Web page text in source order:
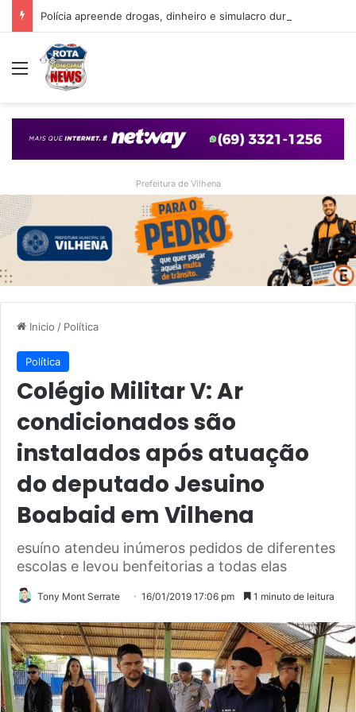
Menu
Prefeitura de Vilhena
Inicio / Política
Política
Colégio Militar V: Ar
condicionados são
instalados após atuação
do deputado Jesuino
Boabaid em Vilhena
esuíno atendeu inúmeros pedidos de diferentes
escolas e levou benfeitorias a todas elas
Tony Mont Serrate 16/01/2019 17:06 pm 1 minuto de leitura